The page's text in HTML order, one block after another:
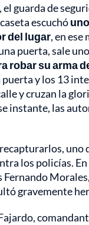
el guarda de
escuchó
del lugar, en ese
puerta, sale
robar su arma
y los 13
y cruzan la
instante, las
uno
los policías.
gravemente